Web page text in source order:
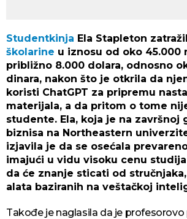
Studentkinja Ela Stapleton
školarine u iznosu od oko 45.000
približno 8.000 dolara, odnosno
dinara, nakon što je otkrila da
koristi ChatGPT za pripremu
materijala, a da pritom o tome
studente. Ela, koja je na završnoj
biznisa na Northeastern
izjavila je da se osećala
imajući u vidu visoku cenu
da će znanje sticati od
alata baziranih na veštačkoj
Takođe je naglasila da je profesorovo